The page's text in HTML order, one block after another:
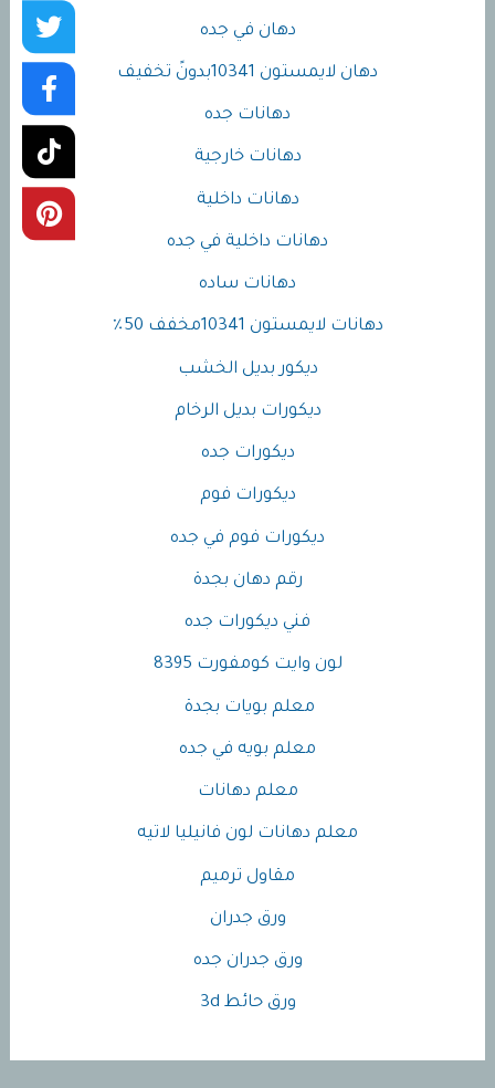
دهان في جده
دهان لايمستون 10341بدونً تخفيف
دهانات جده
دهانات خارجية
دهانات داخلية
دهانات داخلية في جده
دهانات ساده
دهانات لايمستون 10341مخفف 50٪
ديكور بديل الخشب
ديكورات بديل الرخام
ديكورات جده
ديكورات فوم
ديكورات فوم في جده
رقم دهان بجدة
فني ديكورات جده
لون وايت كومفورت 8395
معلم بويات بجدة
معلم بويه في جده
معلم دهانات
معلم دهانات لون فانيليا لاتيه
مقاول ترميم
ورق جدران
ورق جدران جده
ورق حائط 3d